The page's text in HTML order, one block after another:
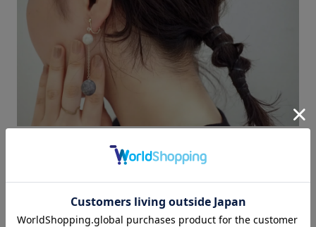
マットとつやの間のような上品な質感は、どんな年齢の肌にも